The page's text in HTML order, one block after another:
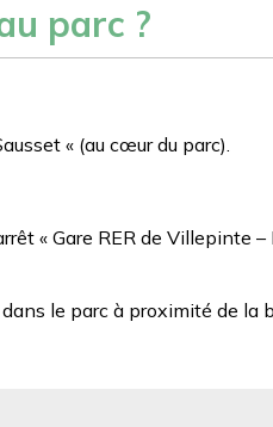
parc ?
« (au cœur du parc).
« Gare RER de Villepinte –
le parc à proximité de la